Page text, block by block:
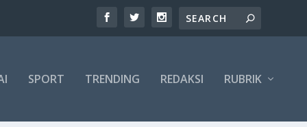
SPORT TRENDING REDAKSI RUBRIK